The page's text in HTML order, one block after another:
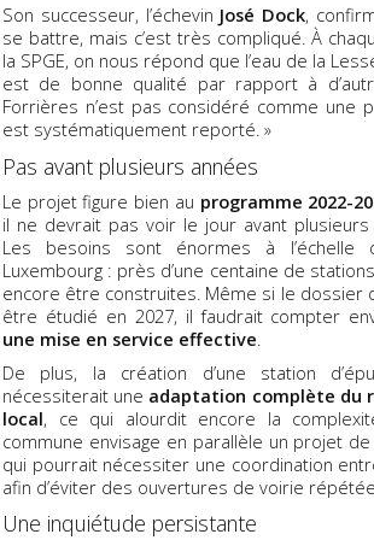
Son successeur, l’échevin José Dock,
se battre, mais c’est très compliqué. À
la SPGE, on nous répond que l’eau de la
est de bonne qualité par rapport à
Forrières n’est pas considéré comme une
est systématiquement reporté. »
Pas avant plusieurs années
Le projet figure bien au programme 2022-
il ne devrait pas voir le jour avant plusieurs
Les besoins sont énormes à l’échelle
Luxembourg : près d’une centaine de
encore être construites. Même si le dossier
être étudié en 2027, il faudrait compter
une mise en service effective.
De plus, la création d’une station
nécessiterait une adaptation complète du
local, ce qui alourdit encore la
commune envisage en parallèle un projet de
qui pourrait nécessiter une coordination
afin d’éviter des ouvertures de voirie
Une inquiétude persistante